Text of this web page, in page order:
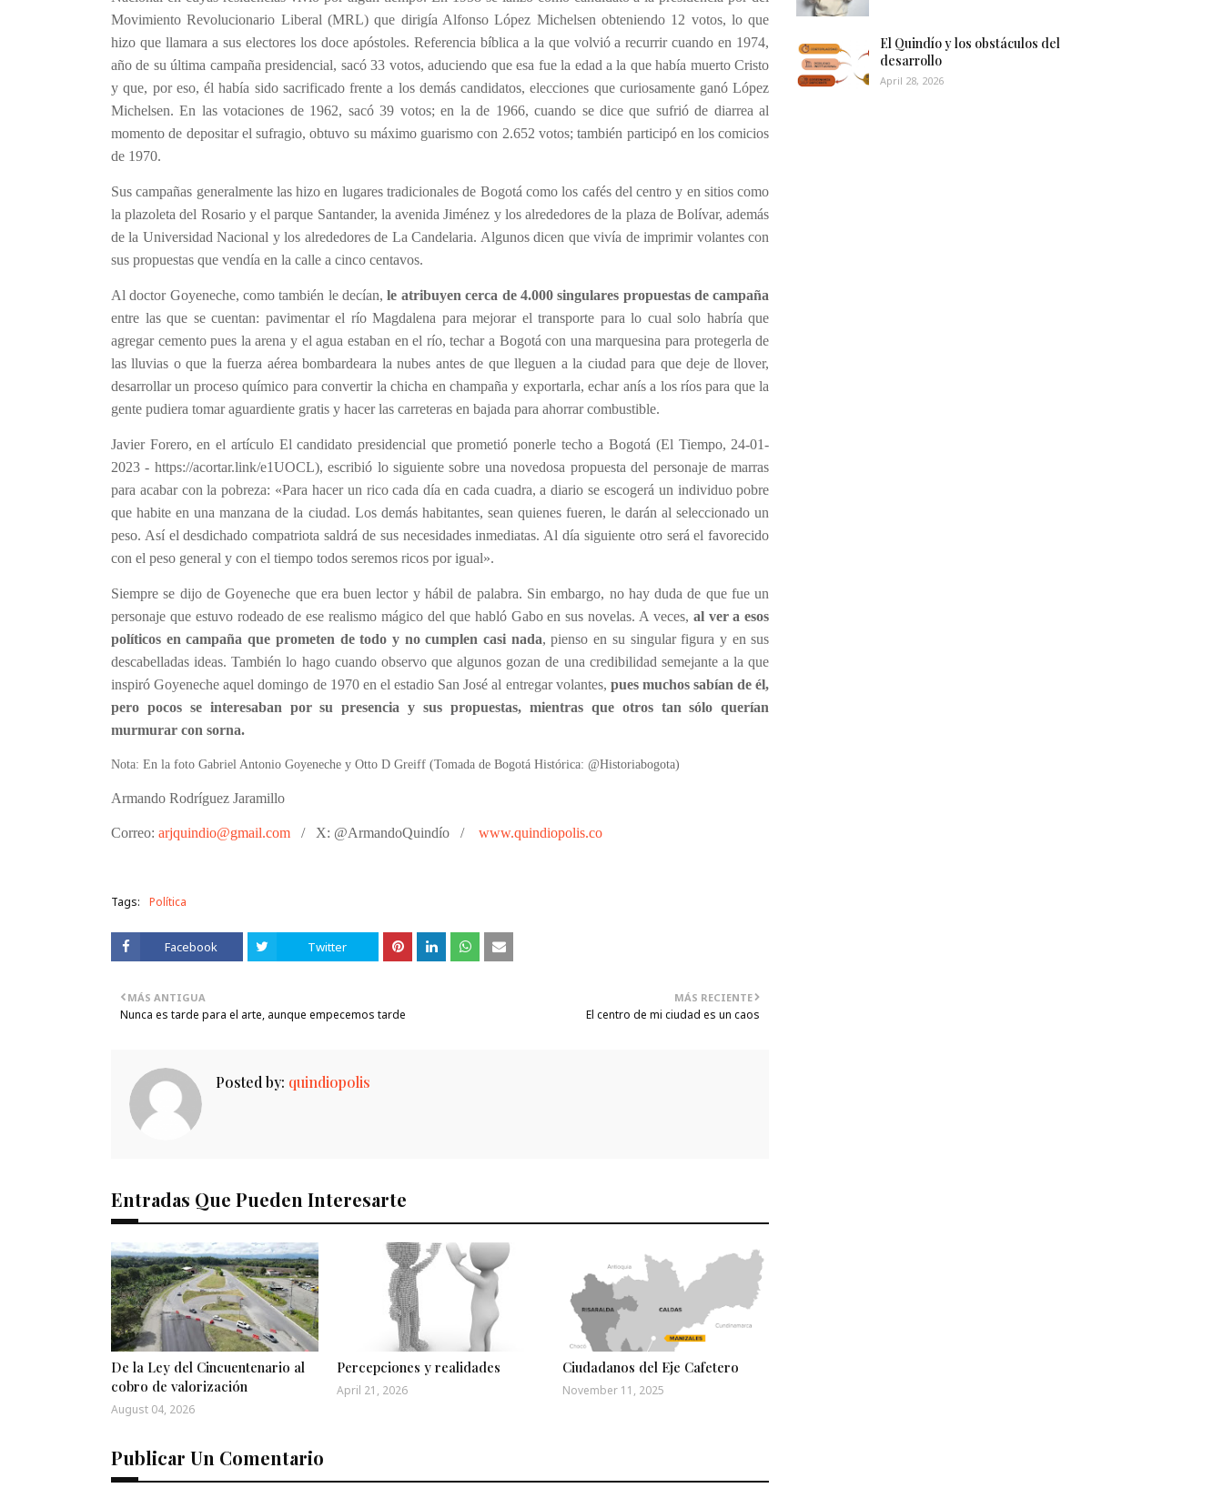
Movimiento Revolucionario Liberal (MRL) que dirigía Alfonso López Michelsen obteniendo 12 votos, lo que
hizo que llamara a sus electores los doce apóstoles. Referencia bíblica a la que volvió a recurrir cuando en 1974,
año de su última campaña presidencial, sacó 33 votos, aduciendo que esa fue la edad a la que había muerto Cristo
y que, por eso, él había sido sacrificado frente a los demás candidatos, elecciones que curiosamente ganó López
Michelsen. En las votaciones de 1962, sacó 39 votos; en la de 1966, cuando se dice que sufrió de diarrea al
momento de depositar el sufragio, obtuvo su máximo guarismo con 2.652 votos; también participó en los comicios
de 1970.
Sus campañas generalmente las hizo en lugares tradicionales de Bogotá como los cafés del centro y en sitios como
la plazoleta del Rosario y el parque Santander, la avenida Jiménez y los alrededores de la plaza de Bolívar, además
de la Universidad Nacional y los alrededores de La Candelaria. Algunos dicen que vivía de imprimir volantes con
sus propuestas que vendía en la calle a cinco centavos.
Al doctor Goyeneche, como también le decían, le atribuyen cerca de 4.000 singulares propuestas de campaña
entre las que se cuentan: pavimentar el río Magdalena para mejorar el transporte para lo cual solo habría que
agregar cemento pues la arena y el agua estaban en el río, techar a Bogotá con una marquesina para protegerla de
las lluvias o que la fuerza aérea bombardeara la nubes antes de que lleguen a la ciudad para que deje de llover,
desarrollar un proceso químico para convertir la chicha en champaña y exportarla, echar anís a los ríos para que la
gente pudiera tomar aguardiente gratis y hacer las carreteras en bajada para ahorrar combustible.
Javier Forero, en el artículo El candidato presidencial que prometió ponerle techo a Bogotá (El Tiempo, 24-01-
2023 - https://acortar.link/e1UOCL), escribió lo siguiente sobre una novedosa propuesta del personaje de marras
para acabar con la pobreza: «Para hacer un rico cada día en cada cuadra, a diario se escogerá un individuo pobre
que habite en una manzana de la ciudad. Los demás habitantes, sean quienes fueren, le darán al seleccionado un
peso. Así el desdichado compatriota saldrá de sus necesidades inmediatas. Al día siguiente otro será el favorecido
con el peso general y con el tiempo todos seremos ricos por igual».
Siempre se dijo de Goyeneche que era buen lector y hábil de palabra. Sin embargo, no hay duda de que fue un
personaje que estuvo rodeado de ese realismo mágico del que habló Gabo en sus novelas. A veces, al ver a esos
políticos en campaña que prometen de todo y no cumplen casi nada, pienso en su singular figura y en sus
descabelladas ideas. También lo hago cuando observo que algunos gozan de una credibilidad semejante a la que
inspiró Goyeneche aquel domingo de 1970 en el estadio San José al entregar volantes, pues muchos sabían de él,
pero pocos se interesaban por su presencia y sus propuestas, mientras que otros tan sólo querían
murmurar con sorna.
Nota: En la foto Gabriel Antonio Goyeneche y Otto D Greiff (Tomada de Bogotá Histórica: @Historiabogota)
Armando Rodríguez Jaramillo
Correo: arjquindio@gmail.com / X: @ArmandoQuindío / www.quindiopolis.co
Tags: Política
Facebook Twitter
MÁS RECIENTE
El centro de mi ciudad es un caos
MÁS ANTIGUA
Nunca es tarde para el arte, aunque empecemos tarde
Posted by: quindiopolis
Entradas Que Pueden Interesarte
De la Ley del Cincuentenario al
cobro de valorización
August 04, 2026
Percepciones y realidades
April 21, 2026
Ciudadanos del Eje Cafetero
November 11, 2025
Publicar Un Comentario
El Quindío y los obstáculos del
desarrollo
April 28, 2026